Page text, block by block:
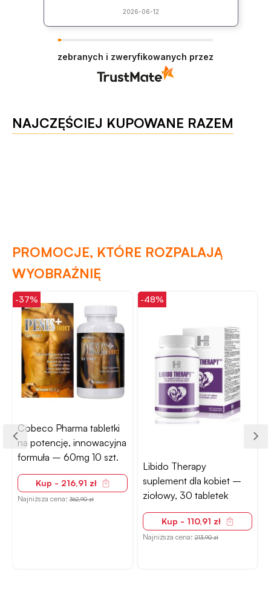
2026-06-12
zebranych i zweryfikowanych przez
NAJCZĘŚCIEJ KUPOWANE RAZEM
PROMOCJE, KTÓRE ROZPALAJĄ
WYOBRAŹNIĘ
-37%
Cobeco Pharma tabletki
na potencję, innowacyjna
formuła – 60mg 10 szt.
Kup - 216,91 zł
Najniższa cena:362,90 zł
-48%
Libido Therapy
suplement dla kobiet –
ziołowy, 30 tabletek
Kup - 110,91 zł
Najniższa cena:213,90 zł